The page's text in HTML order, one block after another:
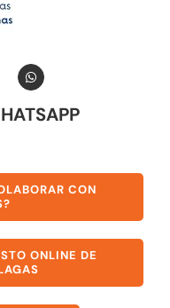
CON
ONLINE DE